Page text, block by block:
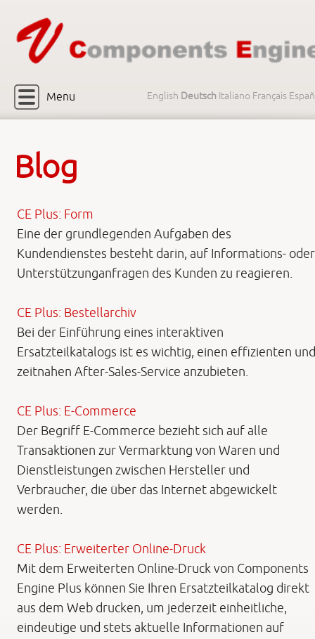
Menu English Deutsch Italiano Français
Blog
CE Plus: Form
Eine der grundlegenden Aufgaben des
Kundendienstes besteht darin, auf Informations- oder
Unterstützunganfragen des Kunden zu reagieren.
CE Plus: Bestellarchiv
Bei der Einführung eines interaktiven
Ersatzteilkatalogs ist es wichtig, einen effizienten und
zeitnahen After-Sales-Service anzubieten.
CE Plus: E-Commerce
Der Begriff E-Commerce bezieht sich auf alle
Transaktionen zur Vermarktung von Waren und
Dienstleistungen zwischen Hersteller und
Verbraucher, die über das Internet abgewickelt
werden.
CE Plus: Erweiterter Online-Druck
Mit dem Erweiterten Online-Druck von Components
Engine Plus können Sie Ihren Ersatzteilkatalog direkt
aus dem Web drucken, um jederzeit einheitliche,
eindeutige und stets aktuelle Informationen auf